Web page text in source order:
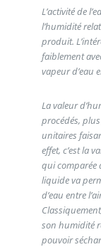
L’activité de
l’humidité
produit.
faiblement
vapeur d’eau
La valeur
procédés,
unitaires
effet, c’est la
qui comparée
liquide va
d’eau entre
son humidité
pouvoir